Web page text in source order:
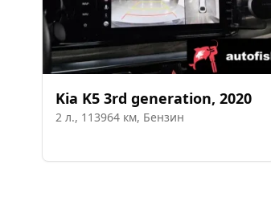
Kia K5 3rd generation, 2020
2 л., 113964 км, Бензин